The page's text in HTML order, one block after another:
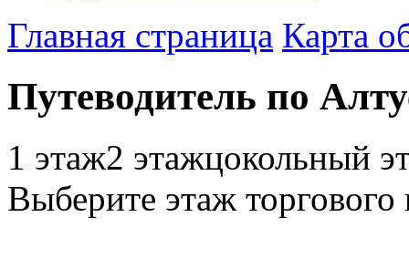
Главная страница Карта
Путеводитель по
1 этаж2 этажцокольный
Выберите этаж торгового